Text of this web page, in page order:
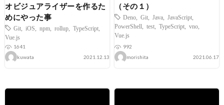
オビジュアライザーを作るた
めにやった事
Git iOS npm rollup TypeScript
Vue.js
1641
kuwata
2021.12.13
（その１）
Deno Git Java JavaScript
PowerShell
test TypeScript vno
Vue.js
992
morishita
2021.06.17